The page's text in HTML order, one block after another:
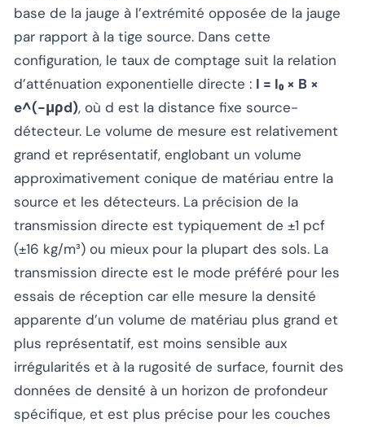
base de la jauge à l’extrémité opposée de la jauge
par rapport à la tige source. Dans cette
configuration, le taux de comptage suit la relation
d’atténuation exponentielle directe : I = I₀ × B ×
e^(−μρd), où d est la distance fixe source-
détecteur. Le volume de mesure est relativement
grand et représentatif, englobant un volume
approximativement conique de matériau entre la
source et les détecteurs. La précision de la
transmission directe est typiquement de ±1 pcf
(±16 kg/m³) ou mieux pour la plupart des sols. La
transmission directe est le mode préféré pour les
essais de réception car elle mesure la densité
apparente d’un volume de matériau plus grand et
plus représentatif, est moins sensible aux
irrégularités et à la rugosité de surface, fournit des
données de densité à un horizon de profondeur
spécifique, et est plus précise pour les couches